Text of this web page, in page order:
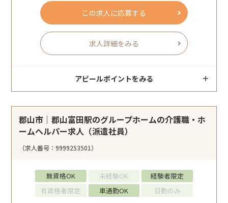
この求人に応募する
求人詳細をみる
アピールポイントをみる
郡山市｜郡山富田駅のグループホームの介護職・ホ
ームヘルパー求人（派遣社員）
（求人番号：9999253501）
無資格OK 未経験OK
経験者限定
有資格者限定
車通勤OK 日勤のみ